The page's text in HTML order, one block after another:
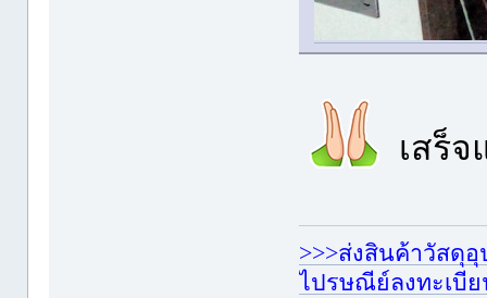
เสร็
>>>ส่งสินค้าวัสดุ
ไปรษณีย์ลงทะเบีย